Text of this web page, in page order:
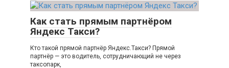
Как стать прямым партнёром
Яндекс Такси?
Кто такой прямой партнёр Яндекс.Такси? Прямой
партнёр — это водитель, сотрудничающий не через
таксопарк,